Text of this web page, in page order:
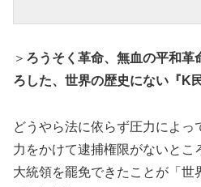
＞ ろうそく革命、無血の平和革
ろした、世界の歴史にない『K
どうやら法に依らず圧力によ
力をかけて逮捕権限がないとこ
大統領を罷免できたことが「世